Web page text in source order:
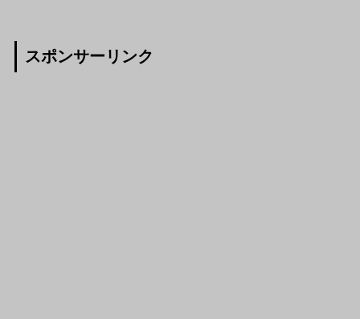
スポンサーリンク